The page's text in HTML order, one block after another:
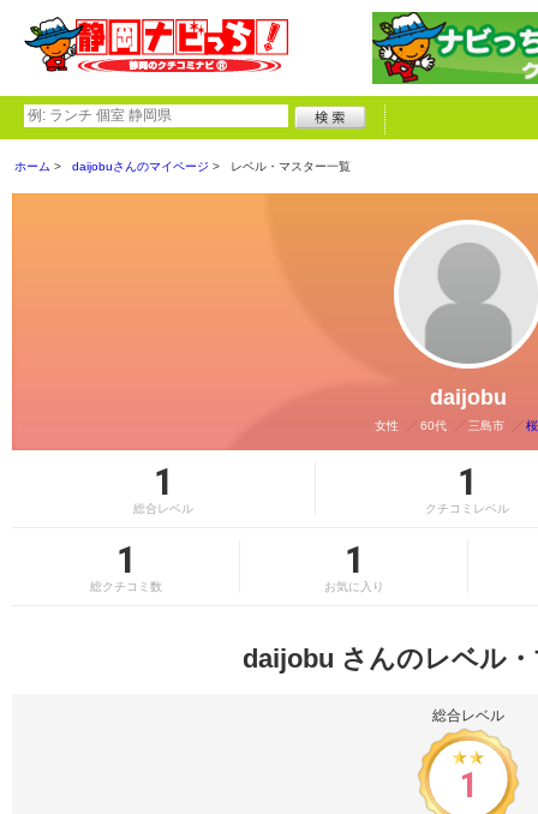
ホーム daijobuさんのマイページ レベル・マスター一覧
daijobu
女性 60代 三島市
1
総合レベル
1
クチコミレベル
1
総クチコミ数
1
お気に入り
daijobu さんのレベル
総合レベル
1